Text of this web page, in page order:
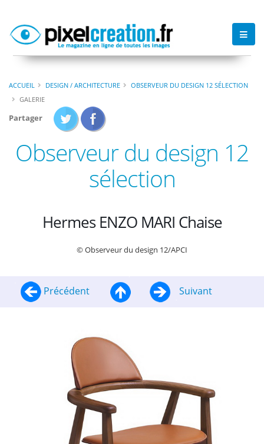
ACCUEIL DESIGN / ARCHITECTURE
OBSERVEUR DU DESIGN 12 SÉLECTION
GALERIE
Partager
Observeur du design 12
sélection
Hermes ENZO MARI Chaise
© Observeur du design 12/APCI
Précédent Suivant